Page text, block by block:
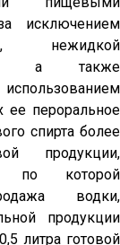
исключением
нежидкой
а также
ее пероральное
спирта более
продукции,
по которой
водки,
продукции
литра готовой